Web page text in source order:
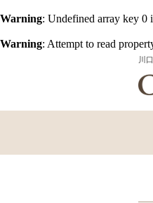
Warning: Undefined array key 0
Warning: Attempt to read
川